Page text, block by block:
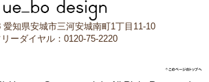
愛知県安城市三河安城南町1丁目11-10
リーダイヤル：0120-75-2220